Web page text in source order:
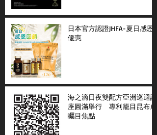
日本官方認證JHFA-夏日感恩
優惠
海之滴日夜雙配方亞洲巡迴講
座圓滿舉行 專利籠目昆布成
矚目焦點